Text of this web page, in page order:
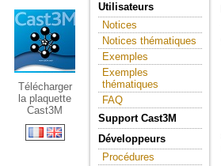
Télécharger
la plaquette
Cast3M
Utilisateurs
Notices
Notices thématiques
Exemples
Exemples
thématiques
FAQ
Support Cast3M
Développeurs
Procédures